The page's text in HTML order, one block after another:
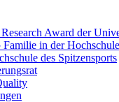
Award der
Familie in der Hochschule
des Spitzensports